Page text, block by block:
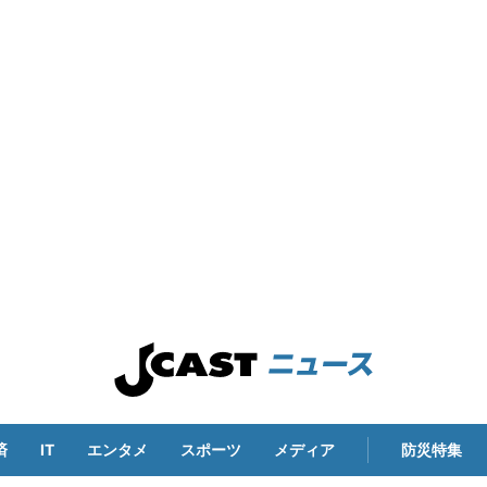
IT エンタメ スポーツ メディア 防災特集